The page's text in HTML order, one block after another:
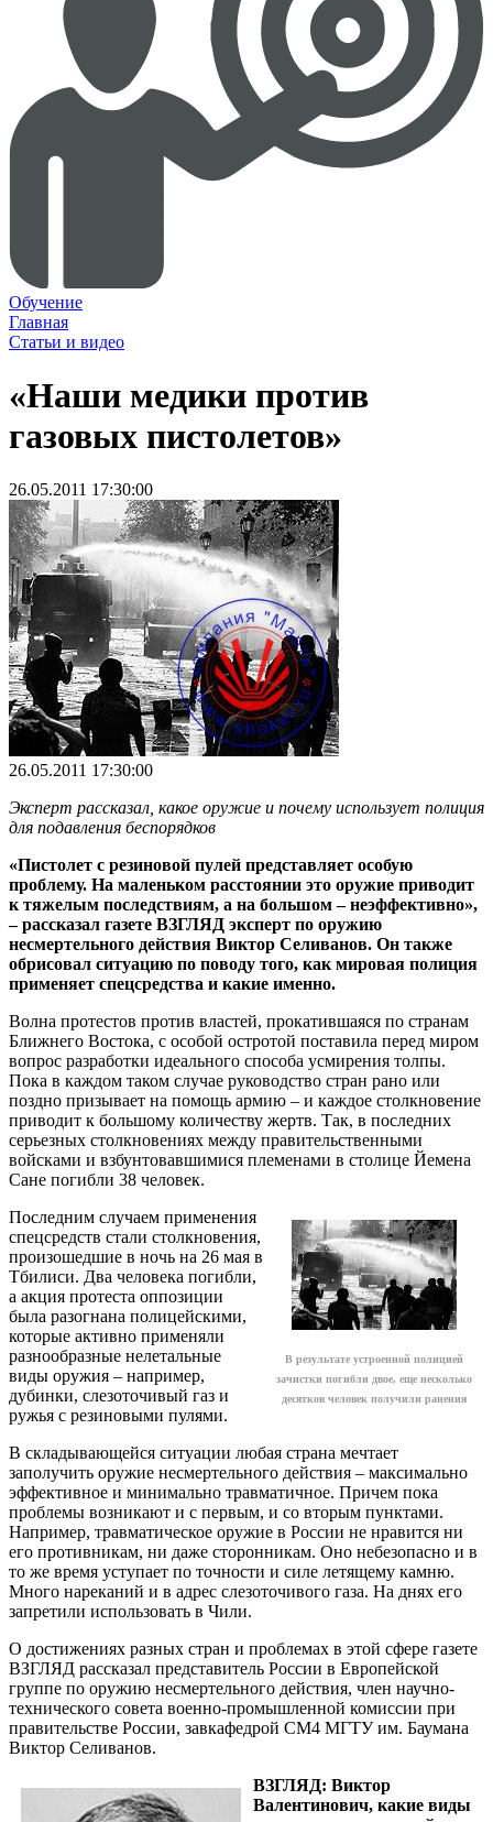
Обучение
Главная
Статьи и видео
«Наши медики против
газовых пистолетов»
26.05.2011 17:30:00
26.05.2011 17:30:00
Эксперт рассказал, какое оружие и почему использует полиция
для подавления беспорядков
«Пистолет с резиновой пулей представляет особую
проблему. На маленьком расстоянии это оружие приводит
к тяжелым последствиям, а на большом – неэффективно»,
– рассказал газете ВЗГЛЯД эксперт по оружию
несмертельного действия Виктор Селиванов. Он также
обрисовал ситуацию по поводу того, как мировая полиция
применяет спецсредства и какие именно.
Волна протестов против властей, прокатившаяся по странам
Ближнего Востока, с особой остротой поставила перед миром
вопрос разработки идеального способа усмирения толпы.
Пока в каждом таком случае руководство стран рано или
поздно призывает на помощь армию – и каждое столкновение
приводит к большому количеству жертв. Так, в последних
серьезных столкновениях между правительственными
войсками и взбунтовавшимися племенами в столице Йемена
Сане погибли 38 человек.
В результате устроенной полицией
зачистки погибли двое, еще несколько
десятков человек получили ранения
Последним случаем применения
спецсредств стали столкновения,
произошедшие в ночь на 26 мая в
Тбилиси. Два человека погибли,
а акция протеста оппозиции
была разогнана полицейскими,
которые активно применяли
разнообразные нелетальные
виды оружия – например,
дубинки, слезоточивый газ и
ружья с резиновыми пулями.
В складывающейся ситуации любая страна мечтает
заполучить оружие несмертельного действия – максимально
эффективное и минимально травматичное. Причем пока
проблемы возникают и с первым, и со вторым пунктами.
Например, травматическое оружие в России не нравится ни
его противникам, ни даже сторонникам. Оно небезопасно и в
то же время уступает по точности и силе летящему камню.
Много нареканий и в адрес слезоточивого газа. На днях его
запретили использовать в Чили.
О достижениях разных стран и проблемах в этой сфере газете
ВЗГЛЯД рассказал представитель России в Европейской
группе по оружию несмертельного действия, член научно-
технического совета военно-промышленной комиссии при
правительстве России, завкафедрой СМ4 МГТУ им. Баумана
Виктор Селиванов.
ВЗГЛЯД: Виктор
Валентинович, какие виды